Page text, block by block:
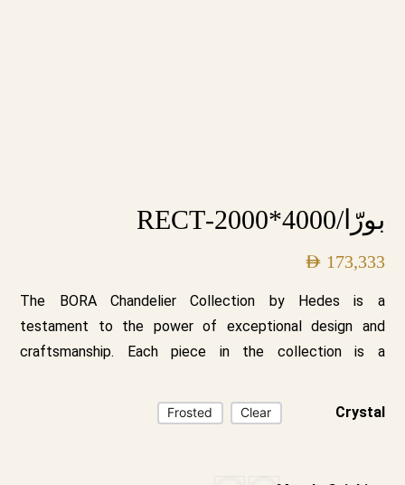
بورّا/4000*2000-RECT
AED 173,333
The BORA Chandelier Collection by Hedes is a
testament to the power of exceptional design and
craftsmanship. Each piece in the collection is a
to elevate any space it illuminates. With its two stunning
variations—clear crystal with a gold base and frosted
Crystal
Clear
Frosted